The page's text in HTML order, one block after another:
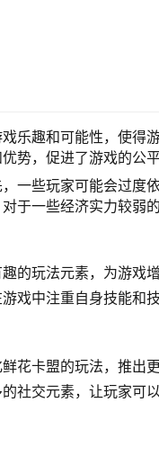
乐趣和可能性，使得
势，促进了游戏的公平
一些玩家可能会过度
于一些经济实力较弱
的玩法元素，为游戏
戏中注重自身技能和技
花卡盟的玩法，推出
社交元素，让玩家可